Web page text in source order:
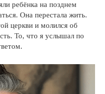
ребёнка на позднем
Она перестала жить.
церкви и молился об
То, что я услышал по